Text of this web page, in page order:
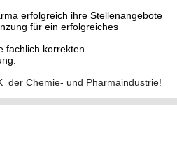
erfolgreich ihre Stellenangebote
für ein erfolgreiches
fachlich korrekten
der Chemie- und Pharmaindustrie!